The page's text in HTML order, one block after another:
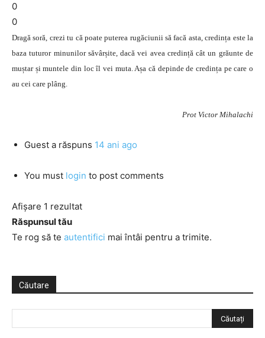
0
0
Dragă soră, crezi tu că poate puterea rugăciunii să facă asta, credința este la
baza tuturor minunilor săvârșite, dacă vei avea credință cât un grăunte de
muștar și muntele din loc îl vei muta. Așa că depinde de credința pe care o
au cei care plâng.
Prot Victor Mihalachi
Guest a răspuns 14 ani ago
You must login to post comments
Afișare 1 rezultat
Răspunsul tău
Te rog să te autentifici mai întâi pentru a trimite.
Căutare